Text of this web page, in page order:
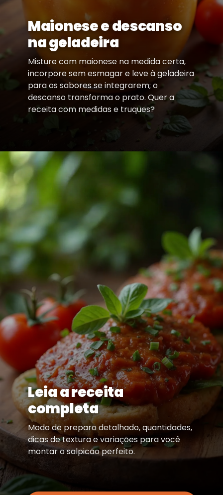
Maionese e descanso
na geladeira
Misture com maionese na medida certa,
incorpore sem esmagar e leve à geladeira
para os sabores se integrarem; o
descanso transforma o prato. Quer a
receita com medidas e truques?
Leia a receita
completa
Modo de preparo detalhado, quantidades,
dicas de textura e variações para você
montar o salpicão perfeito.